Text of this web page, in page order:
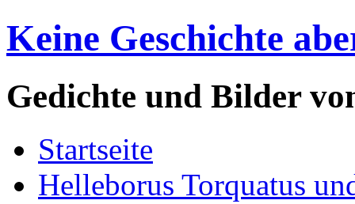
Keine Geschichte
Gedichte und Bilder
Startseite
Helleborus Torquatus